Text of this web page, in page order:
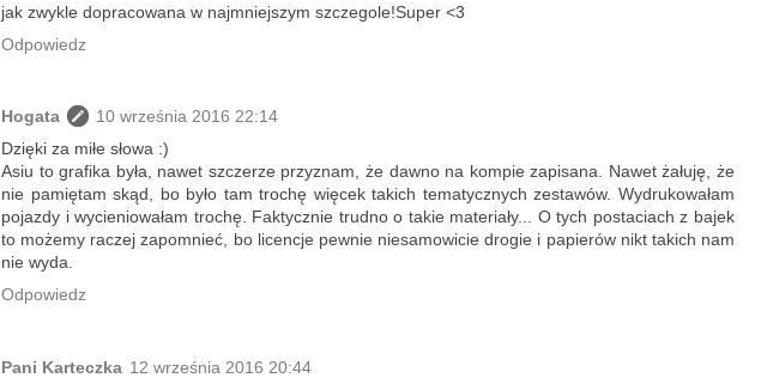
jak zwykle dopracowana w najmniejszym szczegole!Super <3
Odpowiedz
Hogata
10 września 2016 22:14
Dzięki za miłe słowa :)
Asiu to grafika była, nawet szczerze przyznam, że dawno na kompie zapisana. Nawet żałuję, że
nie pamiętam skąd, bo było tam trochę więcek takich tematycznych zestawów. Wydrukowałam
pojazdy i wycieniowałam trochę. Faktycznie trudno o takie materiały... O tych postaciach z bajek
to możemy raczej zapomnieć, bo licencje pewnie niesamowicie drogie i papierów nikt takich nam
nie wyda.
Odpowiedz
Pani Karteczka 12 września 2016 20:44